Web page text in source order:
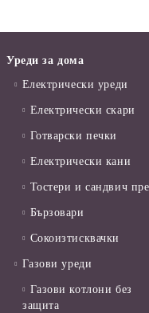
Уреди за дома
Електрически уреди
Електрически скари
Готварски печки
Електрически кани
Тостери и сандвич
Бързовари
Сокоизтисквачки
Газови уреди
Газови котлони без
защита